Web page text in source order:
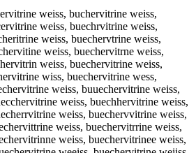
weiss, buchervitrine weiss,
weiss, buechrvitrine weiss,
weiss, buechervtrine weiss,
weiss, buechervitrne weiss,
weiss, buechervitrine weiss,
wiss, buechervitrine wess,
weiss, buuechervitrine weiss,
weiss, buechhervitrine weiss,
weiss, buechervvitrine weiss,
weiss, buechervitrrine weiss,
weiss, buechervitrinee weiss,